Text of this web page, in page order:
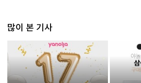
많이 본 기사